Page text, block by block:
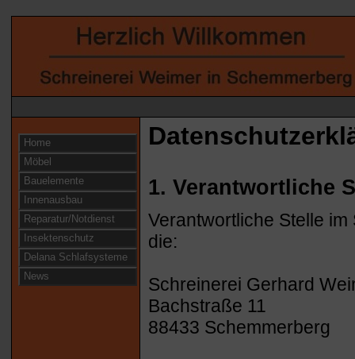
Home
Möbel
Bauelemente
Innenausbau
Reparatur/Notdienst
Insektenschutz
Delana Schlafsysteme
News
1. Verantwortliche
Verantwortliche Stelle
die:
Schreinerei Gerhard
Bachstraße 11
88433 Schemmerberg